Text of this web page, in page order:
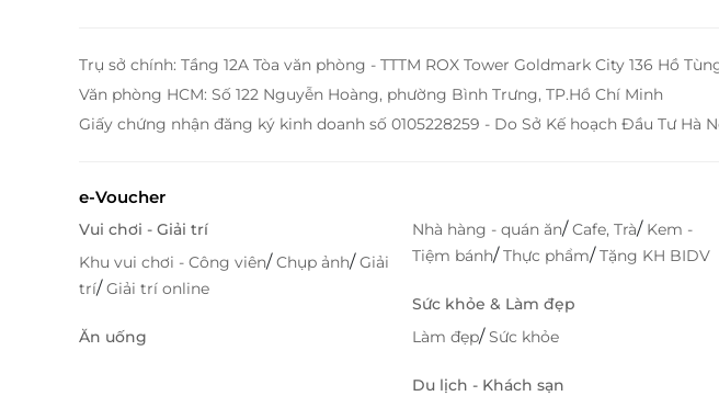
Trụ sở chính: Tầng 12A Tòa văn phòng - TTTM ROX Tower Goldmark City 136 Hồ
Văn phòng HCM: Số 122 Nguyễn Hoàng, phường Bình Trưng, TP.Hồ Chí Minh
Giấy chứng nhận đăng ký kinh doanh số 0105228259 - Do Sở Kế hoạch Đầu Tư Hà
e-Voucher
Vui chơi - Giải trí
Khu vui chơi - Công viên/Chụp ảnh/Giải
trí/Giải trí online
Ăn uống
Nhà hàng - quán ăn/Cafe, Trà/ Kem -
Tiệm bánh/Thực phẩm/Tặng KH BIDV
Sức khỏe & Làm đẹp
Làm đẹp/Sức khỏe
Du lịch - Khách sạn